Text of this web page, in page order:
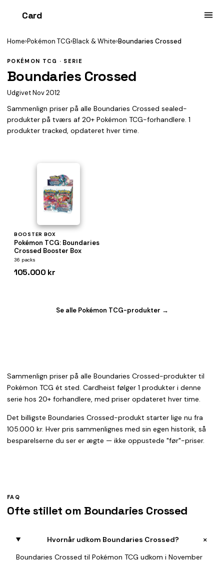
Card
Home›Pokémon TCG›Black & White›Boundaries Crossed
POKÉMON TCG · SERIE
Boundaries Crossed
Udgivet Nov 2012
Sammenlign priser på alle Boundaries Crossed sealed-
produkter på tværs af 20+ Pokémon TCG-forhandlere. 1
produkter tracked, opdateret hver time.
BOOSTER BOX
Pokémon TCG: Boundaries
Crossed Booster Box
36 packs
105.000 kr
Se alle Pokémon TCG-produkter →
Sammenlign priser på alle Boundaries Crossed-produkter til
Pokémon TCG ét sted. Cardheist følger 1 produkter i denne
serie hos 20+ forhandlere, med priser opdateret hver time.
Det billigste Boundaries Crossed-produkt starter lige nu fra
105.000 kr. Hver pris sammenlignes med sin egen historik, så
besparelserne du ser er ægte — ikke oppustede "før"-priser.
FAQ
Ofte stillet om Boundaries Crossed
Hvornår udkom Boundaries Crossed? +
Boundaries Crossed til Pokémon TCG udkom i November